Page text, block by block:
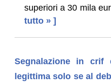
superiori a 30 mila
tutto » ]
Segnalazione in crif
legittima solo se al